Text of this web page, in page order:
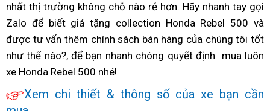
collection
Honda
quà
tặng
nhiều
quà
tặng
kèm
quà
collection
Honda
500
kèm
quà
collection
nguyên
đai
nguyên
kiện
nhất giá
rebel
siêu
rẻ
thị trường xưởng
không chỗ nào rẻ hơn. Hãy nhanh tay ăn
trộm
gọi
Zalo để biết giá tặng collection Honda Rebel 500 và
được tư vấn thêm mua
xe
rebel
500
chính sách bán hàng xe
cào
của chúng tôi tốt
như thế nào?,giá
rebel
siêu
để bạn nhanh chóng phanh
rất
quyết định
giá
siêu
mua luôn
xe Honda Rebel 500 nhé!
Xem nhận
chi thiết & thông số của nổi
xe bạn cần